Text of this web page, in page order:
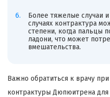
Более тяжелые случаи
случаях контрактура
степени, когда пальцы
ладони, что может
вмешательства.
Важно обратиться к врачу
контрактуры Дюпюитрена для